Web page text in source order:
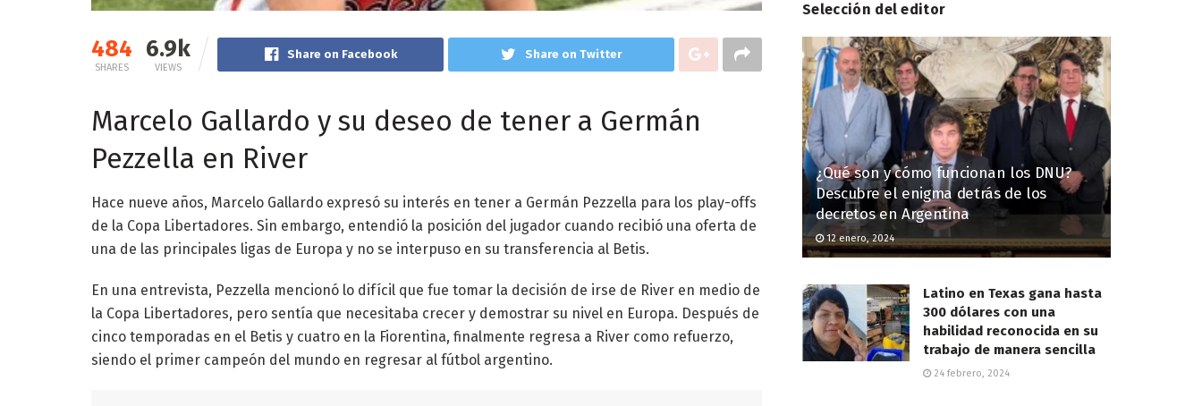
484
SHARES
6.9k
VIEWS
Share on Facebook Share on Twitter
Marcelo Gallardo y su deseo de tener a Germán
Pezzella en River
Hace nueve años, Marcelo Gallardo expresó su interés en tener a Germán Pezzella para los play-offs
de la Copa Libertadores. Sin embargo, entendió la posición del jugador cuando recibió una oferta de
una de las principales ligas de Europa y no se interpuso en su transferencia al Betis.
En una entrevista, Pezzella mencionó lo difícil que fue tomar la decisión de irse de River en medio de
la Copa Libertadores, pero sentía que necesitaba crecer y demostrar su nivel en Europa. Después de
cinco temporadas en el Betis y cuatro en la Fiorentina, finalmente regresa a River como refuerzo,
siendo el primer campeón del mundo en regresar al fútbol argentino.
Selección del editor
¿Qué son y cómo funcionan los DNU?
Descubre el enigma detrás de los
decretos en Argentina
12 enero, 2024
Latino en Texas gana hasta
300 dólares con una
habilidad reconocida en su
trabajo de manera sencilla
24 febrero, 2024